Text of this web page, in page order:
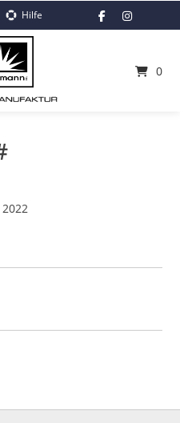
Hilfe
0
2022